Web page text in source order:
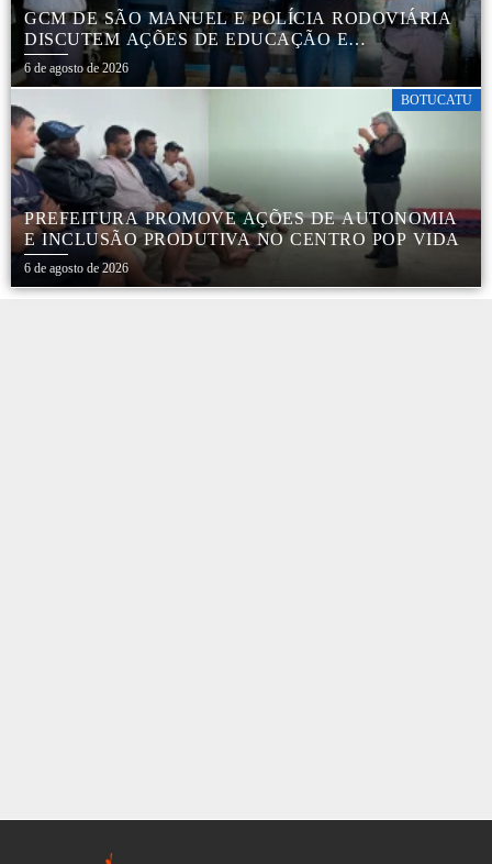
GCM DE SÃO MANUEL E POLÍCIA RODOVIÁRIA
DISCUTEM AÇÕES DE EDUCAÇÃO E
SEGURANÇA NO TRÂNSITO
6 de agosto de 2026
BOTUCATU
PREFEITURA PROMOVE AÇÕES DE AUTONOMIA
E INCLUSÃO PRODUTIVA NO CENTRO POP VIDA
6 de agosto de 2026